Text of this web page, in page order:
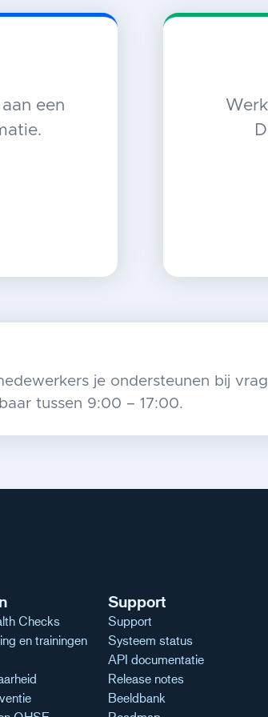
een
je ondersteunen bij
tussen 9:00 – 17:00.
Checks
en trainingen
Support
Support
Systeem status
API documentatie
Release notes
Beeldbank